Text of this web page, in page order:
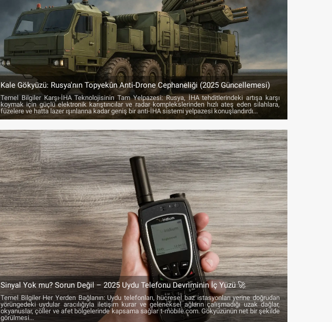
Kale Gökyüzü: Rusya'nın Topyekûn Anti-Drone Cephaneliği (2025 Güncellemesi)
Temel Bilgiler Karşı-İHA Teknolojisinin Tam Yelpazesi: Rusya, İHA tehditlerindeki artışa karşı
koymak için güçlü elektronik karıştırıcılar ve radar komplekslerinden hızlı ateş eden silahlara,
füzelere ve hatta lazer ışınlarına kadar geniş bir anti-İHA sistemi yelpazesi konuşlandırdı...
Sinyal Yok mu? Sorun Değil – 2025 Uydu Telefonu Devriminin İç Yüzü 🚀
Temel Bilgiler Her Yerden Bağlanın: Uydu telefonları, hücresel baz istasyonları yerine doğrudan
yörüngedeki uydular aracılığıyla iletişim kurar ve geleneksel ağların çalışmadığı uzak dağlar,
okyanuslar, çöller ve afet bölgelerinde kapsama sağlar t-mobile.com. Gökyüzünün net bir şekilde
görülmesi...